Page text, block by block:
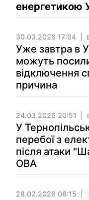
енергетикою
30.03.2026 17:04
Уже завтра в
можуть
відключення
причина
24.03.2026 20:51
У
перебої з
після атаки
ОВА
28.02.2026 08:15